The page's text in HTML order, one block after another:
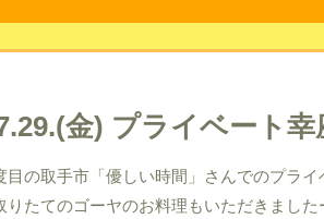
金) プライベート幸
目の取手市「優しい時間」さんでのプラ
りたてのゴーヤのお料理もいただきました